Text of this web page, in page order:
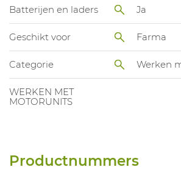
Batterijen en laders Ja
Geschikt voor Farma
Categorie Werken
WERKEN MET
MOTORUNITS
Productnummers